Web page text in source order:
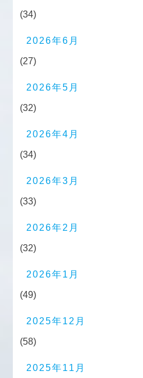
(34)
2026年6月
(27)
2026年5月
(32)
2026年4月
(34)
2026年3月
(33)
2026年2月
(32)
2026年1月
(49)
2025年12月
(58)
2025年11月